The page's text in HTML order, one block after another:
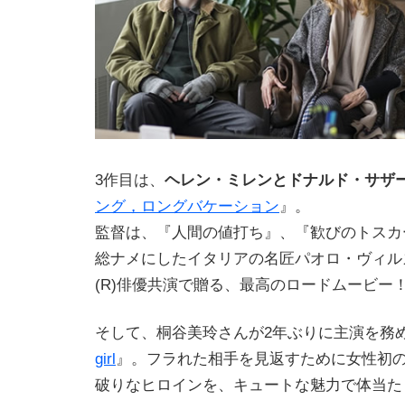
3作目は、 ヘレン・ミレンとドナルド・サザ
ング，ロングバケーション 』。
監督は、『人間の値打ち』、『歓びのトス
総ナメにしたイタリアの名匠パオロ・ヴィ
(R)俳優共演で贈る、最高のロードムービー
そして、桐谷美玲さんが2年ぶりに主演を務
girl 』。フラれた相手を見返すために女性初
破りなヒロインを、キュートな魅力で体当